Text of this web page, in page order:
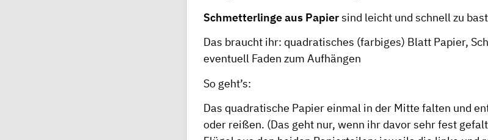
Schmetterlinge aus Papiersind leicht und schnell zu
Das braucht ihr: quadratisches (farbiges) Blatt Papier,
eventuell Faden zum Aufhängen
So geht’s:
Das quadratische Papier einmal in der Mitte falten und
oder reißen. (Das geht nur, wenn ihr davor sehr fest